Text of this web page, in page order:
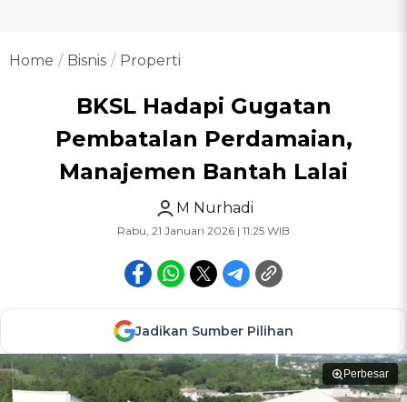
Home Bisnis Properti
BKSL Hadapi Gugatan
Pembatalan Perdamaian,
Manajemen Bantah Lalai
M Nurhadi
Rabu, 21 Januari 2026 | 11:25 WIB
Jadikan Sumber Pilihan
Perbesar